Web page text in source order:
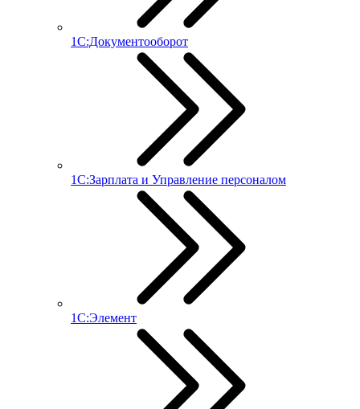
1С:Документооборот
1С:Зарплата и Управление персоналом
1С:Элемент